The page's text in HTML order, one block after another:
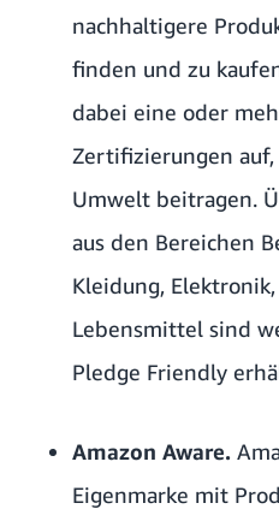
nachhaltigere
finden und zu
dabei eine oder
Zertifizierungen
Umwelt beitragen.
aus den Bereichen
Kleidung,
Lebensmittel sind
Pledge Friendly
Amazon Aware.
Eigenmarke mit